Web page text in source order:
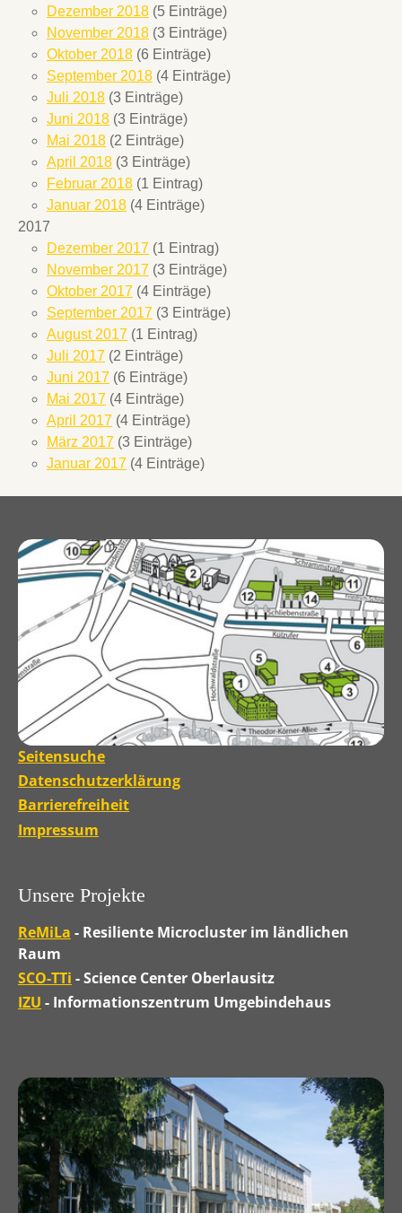
Dezember 2018 (5 Einträge)
November 2018 (3 Einträge)
Oktober 2018 (6 Einträge)
September 2018 (4 Einträge)
Juli 2018 (3 Einträge)
Juni 2018 (3 Einträge)
Mai 2018 (2 Einträge)
April 2018 (3 Einträge)
Februar 2018 (1 Eintrag)
Januar 2018 (4 Einträge)
2017
Dezember 2017 (1 Eintrag)
November 2017 (3 Einträge)
Oktober 2017 (4 Einträge)
September 2017 (3 Einträge)
August 2017 (1 Eintrag)
Juli 2017 (2 Einträge)
Juni 2017 (6 Einträge)
Mai 2017 (4 Einträge)
April 2017 (4 Einträge)
März 2017 (3 Einträge)
Januar 2017 (4 Einträge)
Seitensuche
Datenschutzerklärung
Barrierefreiheit
Impressum
Unsere Projekte
ReMiLa - Resiliente Microcluster im ländlichen
Raum
SCO-TTi - Science Center Oberlausitz
IZU - Informationszentrum Umgebindehaus